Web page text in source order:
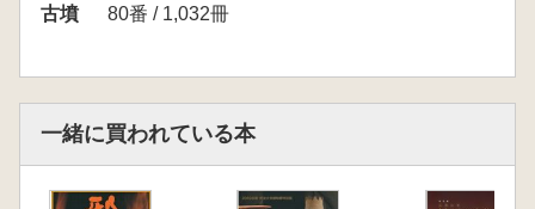
古墳 80番 / 1,032冊
一緒に買われている本